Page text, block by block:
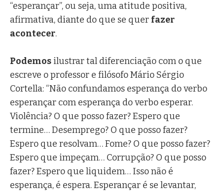
“esperançar”, ou seja, uma atitude positiva,
afirmativa, diante do que se quer fazer
acontecer.
Podemos ilustrar tal diferenciação com o que
escreve o professor e filósofo Mário Sérgio
Cortella: “Não confundamos esperança do verbo
esperançar com esperança do verbo esperar.
Violência? O que posso fazer? Espero que
termine… Desemprego? O que posso fazer?
Espero que resolvam… Fome? O que posso fazer?
Espero que impeçam… Corrupção? O que posso
fazer? Espero que liquidem… Isso não é
esperança, é espera. Esperançar é se levantar,